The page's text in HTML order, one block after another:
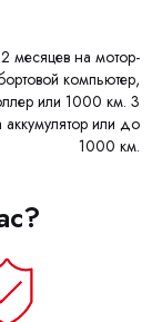
компьютер,
или 1000 км. 3
или до
1000 км.